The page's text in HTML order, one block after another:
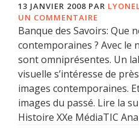
13 JANVIER 2008 PAR
UN COMMENTAIRE
Banque des Savoirs: Que
contemporaines ? Avec le
sont omniprésentes. Un
visuelle s’intéresse de
images contemporaines.
images du passé. Lire la
Histoire XXe MédiaTIC